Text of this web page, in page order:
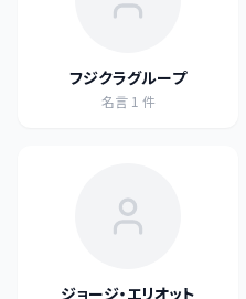
フジクラグループ
名言 1 件
ジョージ・エリオット